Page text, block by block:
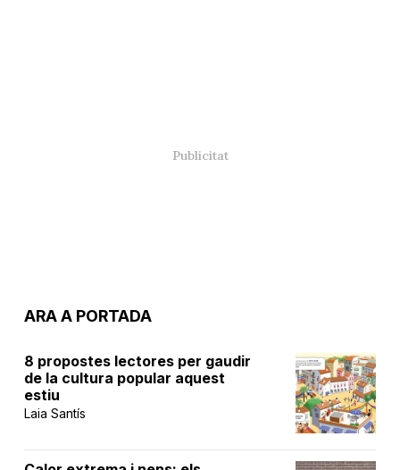
ARA A PORTADA
8 propostes lectores per gaudir
de la cultura popular aquest
estiu
Laia Santís